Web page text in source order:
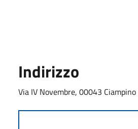
Indirizzo
Via IV Novembre, 00043